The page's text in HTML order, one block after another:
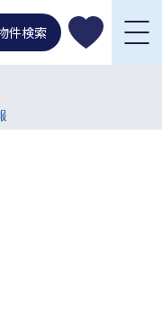
件検索